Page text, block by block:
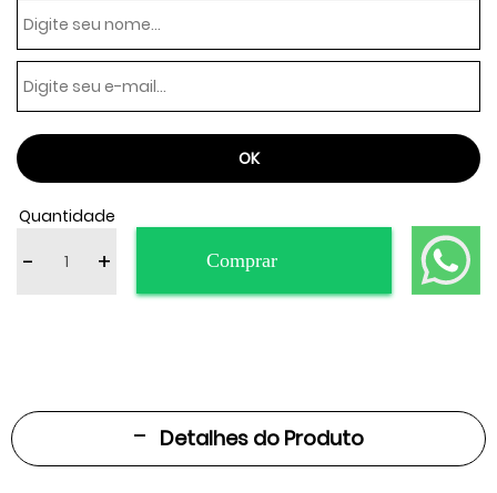
Quantidade
- + Comprar
Detalhes do Produto